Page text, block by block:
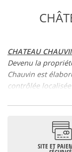
CHATEAU
Devenu la
Chauvin est
contrôlée localisée
l’heureuse
cinquième cru
CHATEAU
SITE ET